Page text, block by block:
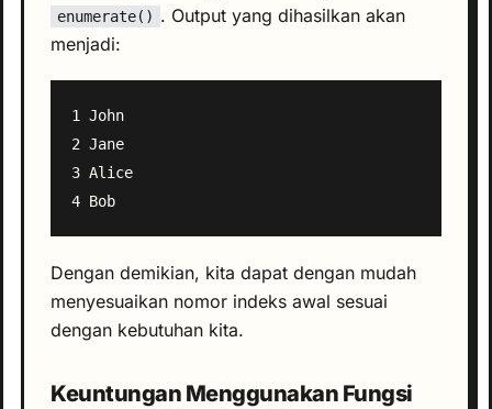
enumerate() . Output yang dihasilkan akan
menjadi:
1 John
2 Jane
3 Alice
Dengan demikian, kita dapat dengan mudah
menyesuaikan nomor indeks awal sesuai
dengan kebutuhan kita.
Keuntungan Menggunakan Fungsi